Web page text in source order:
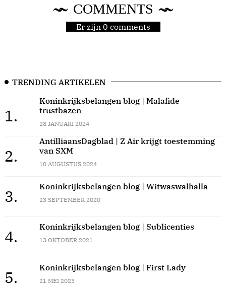
COMMENTS
Er zijn 0 comments
TRENDING ARTIKELEN
1.
Koninkrijksbelangen blog | Malafide
trustbazen
28 JANUARI 2024
2.
AntilliaansDagblad | Z Air krijgt toestemming
van SXM
10 AUGUSTUS 2024
3.
Koninkrijksbelangen blog | Witwaswalhalla
23 SEPTEMBER 2020
4.
Koninkrijksbelangen blog | Sublicenties
13 OKTOBER 2021
5.
Koninkrijksbelangen blog | First Lady
21 MEI 2023